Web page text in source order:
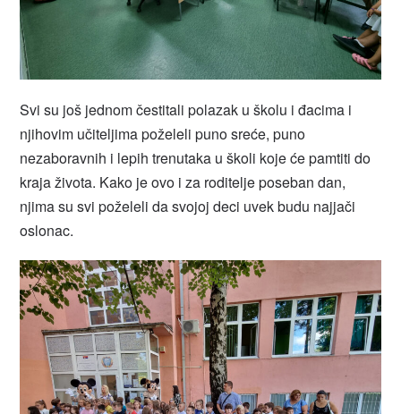
Svi su još jednom čestitali polazak u školu i đacima i
njihovim učiteljima poželeli puno sreće, puno
nezaboravnih i lepih trenutaka u školi koje će pamtiti do
kraja života. Kako je ovo i za roditelje poseban dan,
njima su svi poželeli da svojoj deci uvek budu najjači
oslonac.